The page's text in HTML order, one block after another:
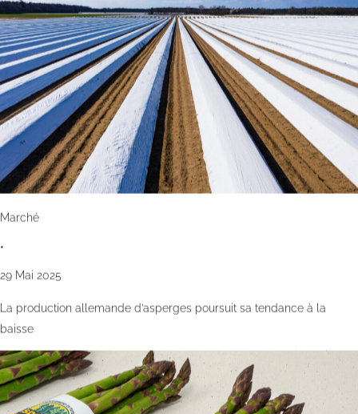
Marché
•
29 Mai 2025
La production allemande d’asperges poursuit sa tendance à la
baisse